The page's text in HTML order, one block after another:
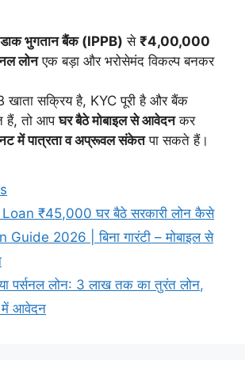
डाक भुगतान बैंक (IPPB) से ₹4,00,000
लोनएक बड़ा और भरोसेमंद विकल्प बनकर
सक्रिय है, KYC पूरी है और बैंक
हैं, तो आपघर बैठे मोबाइल से आवेदनकर
में पात्रता व अप्रूवल संकेतपा सकते हैं।
₹45,000 घर बैठे सरकारी लोन कैसे
2026 | बिना गारंटी – मोबाइल से
पर्सनल लोन: 3 लाख तक का तुरंत लोन,
में आवेदन